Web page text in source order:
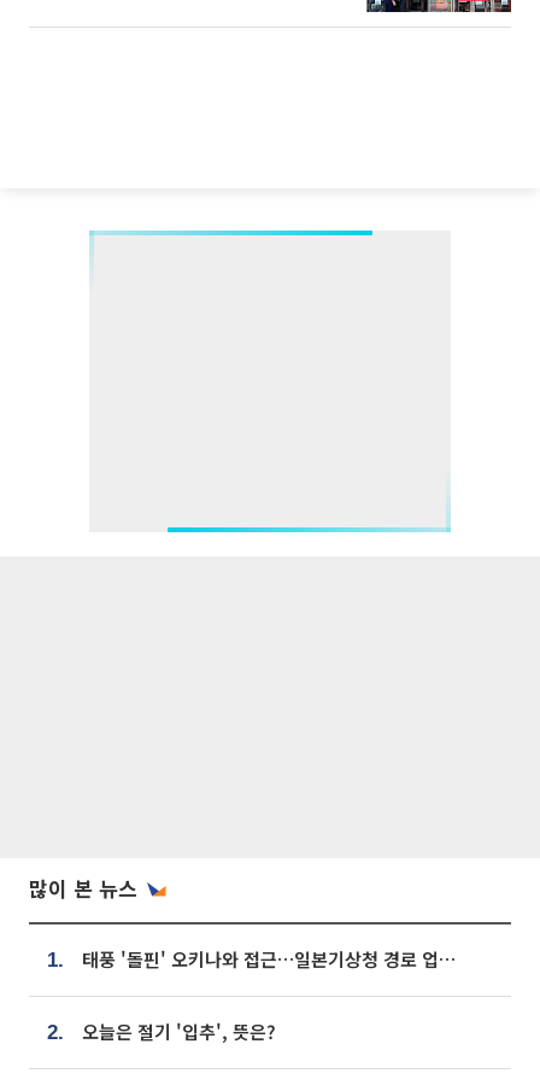
많이 본 뉴스
1. 태풍 '돌핀' 오키나와 접근…일본기상청 경로 업데이트
2. 오늘은 절기 '입추', 뜻은?